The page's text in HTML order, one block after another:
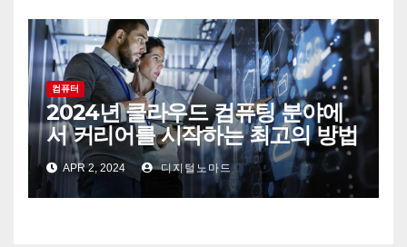
컴퓨터
2024년 클라우드 컴퓨팅 분야에
서 커리어를 시작하는 최고의 방법
APR 2, 2024 디지털노마드